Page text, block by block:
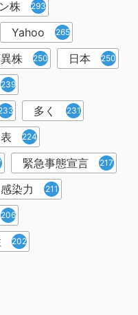
株 293
Yahoo 265
株 250 日本 250
239
多く 231
224
緊急事態宣言 217
感染力 211
206
202